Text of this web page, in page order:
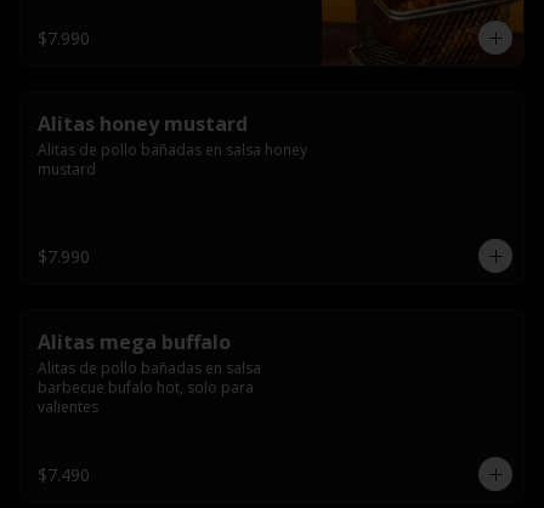
$7.990
Alitas honey mustard
Alitas de pollo bañadas en salsa honey
mustard
$7.990
Alitas mega buffalo
Alitas de pollo bañadas en salsa
barbecue bufalo hot, solo para
valientes
$7.490